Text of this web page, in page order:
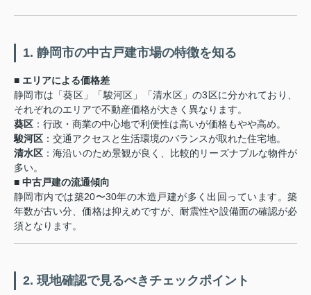
1. 静岡市の中古戸建市場の特徴を知る
■ エリアによる価格差
静岡市は「葵区」「駿河区」「清水区」の3区に分かれており、
それぞれのエリアで不動産価格が大きく異なります。
葵区 ：行政・商業の中心地で利便性は高いが価格もやや高め。
駿河区 ：交通アクセスと生活環境のバランスが取れた住宅地。
清水区 ：海沿いのため景観が良く、比較的リーズナブルな物件が
多い。
■ 中古戸建の流通傾向
静岡市内では築20〜30年の木造戸建が多く出回っています。築
年数が古い分、価格は抑えめですが、耐震性や設備面の確認が必
須となります。
2. 現地確認で見るべきチェックポイント